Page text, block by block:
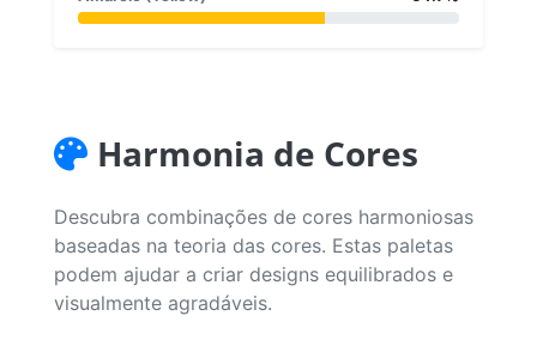
Harmonia de Cores
Descubra combinações de cores harmoniosas
baseadas na teoria das cores. Estas paletas
podem ajudar a criar designs equilibrados e
visualmente agradáveis.